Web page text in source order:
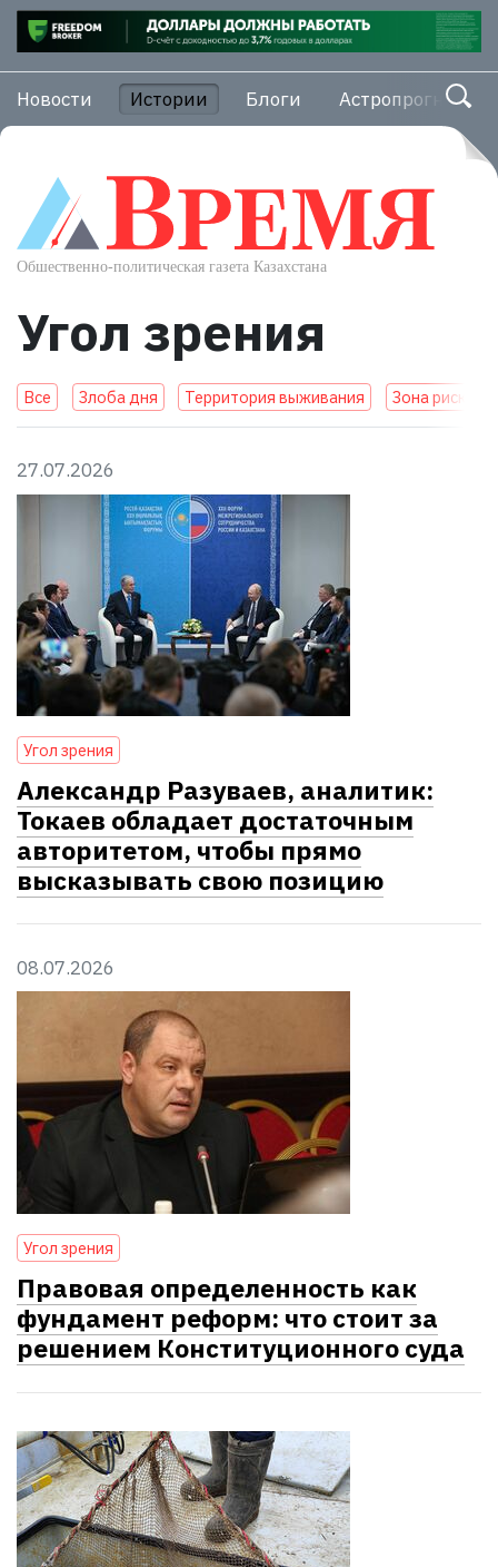
Новости Истории Блоги Астропрогноз
Угол зрения
Все Злоба дня Территория выживания Зона риска
27.07.2026
Угол зрения
Александр Разуваев, аналитик:
Токаев обладает достаточным
авторитетом, чтобы прямо
высказывать свою позицию
08.07.2026
Угол зрения
Правовая определенность как
фундамент реформ: что стоит за
решением Конституционного суда